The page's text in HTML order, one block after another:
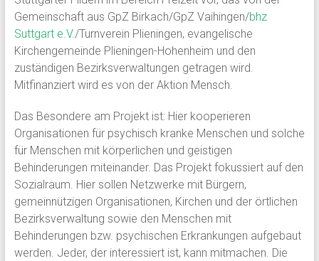
Gemeinschaft aus GpZ Birkach/GpZ Vaihingen/bhz
Suttgart e.V./Turnverein Plieningen, evangelische
Kirchengemeinde Plieningen-Hohenheim und den
zuständigen Bezirksverwaltungen getragen wird.
Mitfinanziert wird es von der Aktion Mensch.
Das Besondere am Projekt ist: Hier kooperieren
Organisationen für psychisch kranke Menschen und solche
für Menschen mit körperlichen und geistigen
Behinderungen miteinander. Das Projekt fokussiert auf den
Sozialraum. Hier sollen Netzwerke mit Bürgern,
gemeinnützigen Organisationen, Kirchen und der örtlichen
Bezirksverwaltung sowie den Menschen mit
Behinderungen bzw. psychischen Erkrankungen aufgebaut
werden. Jeder, der interessiert ist, kann mitmachen. Die